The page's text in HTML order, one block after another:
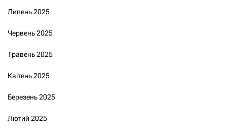
Липень 2025
Червень 2025
Травень 2025
Квітень 2025
Березень 2025
Лютий 2025